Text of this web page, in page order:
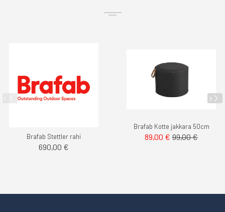
Brafab Stettler rahi
690,00 €
Brafab Kotte jakkara 50cm
89,00 € 99,00 €